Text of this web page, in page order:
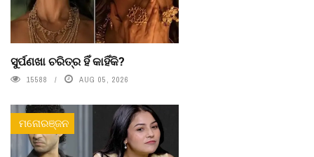
ସୁର୍ପଣଖା ଚରିତ୍ର ହିଁ କାହିଁକି?
15588 AUG 05, 2026
ମନୋରଞ୍ଜନ